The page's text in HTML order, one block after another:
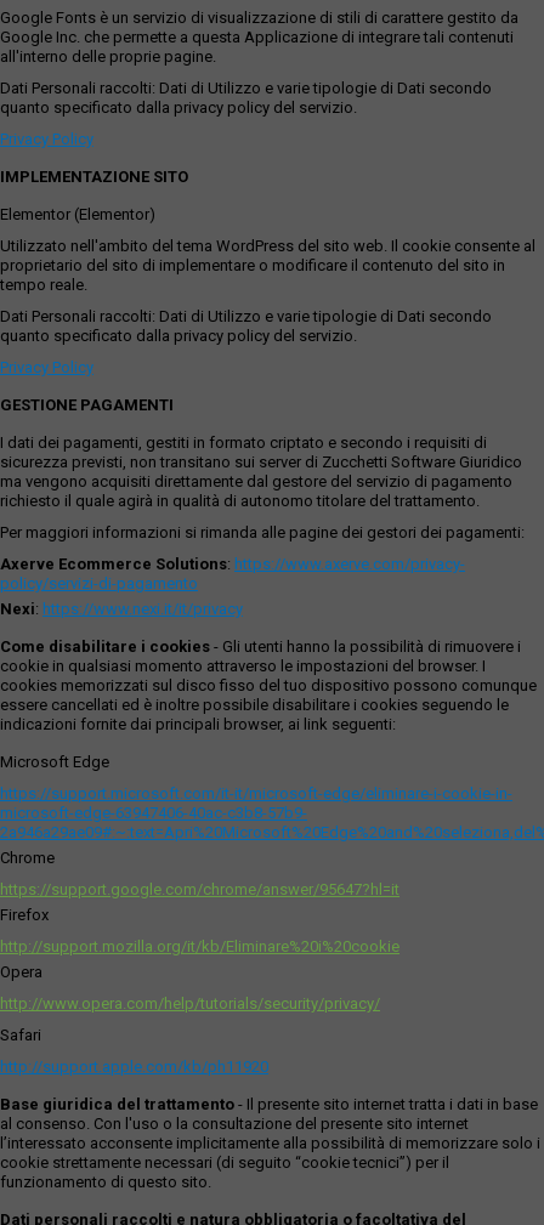
Google Fonts è un servizio di visualizzazione di stili di carattere gestito da
Google Inc. che permette a questa Applicazione di integrare tali contenuti
all'interno delle proprie pagine.
Dati Personali raccolti: Dati di Utilizzo e varie tipologie di Dati secondo
quanto specificato dalla privacy policy del servizio.
Privacy Policy
IMPLEMENTAZIONE SITO
Elementor (Elementor)
Utilizzato nell'ambito del tema WordPress del sito web. Il cookie consente al
proprietario del sito di implementare o modificare il contenuto del sito in
tempo reale.
Dati Personali raccolti: Dati di Utilizzo e varie tipologie di Dati secondo
quanto specificato dalla privacy policy del servizio.
Privacy Policy
GESTIONE PAGAMENTI
I dati dei pagamenti, gestiti in formato criptato e secondo i requisiti di
sicurezza previsti, non transitano sui server di Zucchetti Software Giuridico
ma vengono acquisiti direttamente dal gestore del servizio di pagamento
richiesto il quale agirà in qualità di autonomo titolare del trattamento.
Per maggiori informazioni si rimanda alle pagine dei gestori dei pagamenti:
Axerve Ecommerce Solutions: https://www.axerve.com/privacy-
policy/servizi-di-pagamento
Nexi: https://www.nexi.it/it/privacy
Come disabilitare i cookies - Gli utenti hanno la possibilità di rimuovere i
cookie in qualsiasi momento attraverso le impostazioni del browser. I
cookies memorizzati sul disco fisso del tuo dispositivo possono comunque
essere cancellati ed è inoltre possibile disabilitare i cookies seguendo le
indicazioni fornite dai principali browser, ai link seguenti:
Microsoft Edge
https://support.microsoft.com/it-it/microsoft-edge/eliminare-i-cookie-in-
microsoft-edge-63947406-40ac-c3b8-57b9-
Chrome
https://support.google.com/chrome/answer/95647?hl=it
Firefox
http://support.mozilla.org/it/kb/Eliminare%20i%20cookie
Opera
http://www.opera.com/help/tutorials/security/privacy/
Safari
http://support.apple.com/kb/ph11920
Base giuridica del trattamento - Il presente sito internet tratta i dati in base
al consenso. Con l'uso o la consultazione del presente sito internet
l’interessato acconsente implicitamente alla possibilità di memorizzare solo i
cookie strettamente necessari (di seguito “cookie tecnici”) per il
funzionamento di questo sito.
Dati personali raccolti e natura obbligatoria o facoltativa del